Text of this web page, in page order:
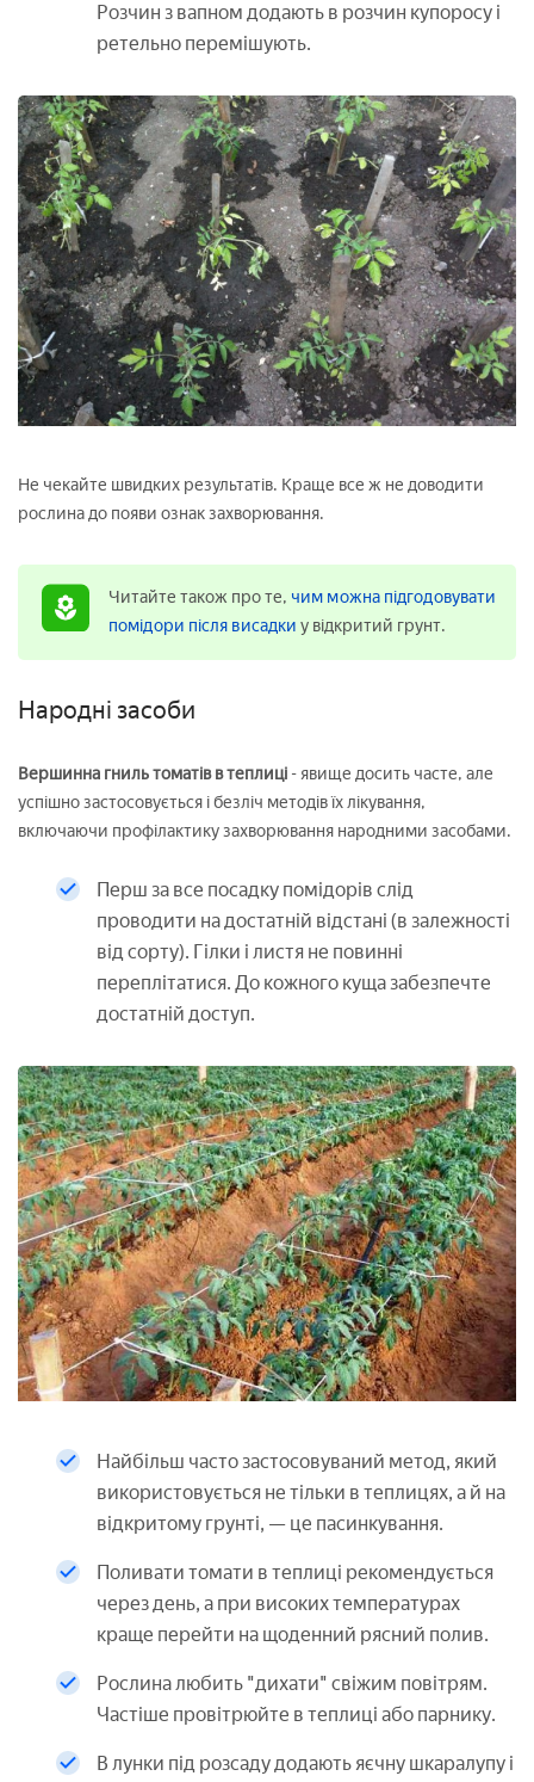
Розчин з вапном додають в розчин купоросу і
ретельно перемішують.
Не чекайте швидких результатів. Краще все ж не доводити
рослина до появи ознак захворювання.
Читайте також про те, чим можна підгодовувати
помідори після висадкиу відкритий грунт.
Народні засоби
Вершинна гниль томатів в теплиці - явище досить часте, але
успішно застосовується і безліч методів їх лікування,
включаючи профілактику захворювання народними засобами.
Перш за все посадку помідорів слід
проводити на достатній відстані (в залежності
від сорту). Гілки і листя не повинні
переплітатися. До кожного куща забезпечте
достатній доступ.
Найбільш часто застосовуваний метод, який
використовується не тільки в теплицях, а й на
відкритому грунті, — це пасинкування.
Поливати томати в теплиці рекомендується
через день, а при високих температурах
краще перейти на щоденний рясний полив.
Рослина любить "дихати" свіжим повітрям.
Частіше провітрюйте в теплиці або парнику.
В лунки під розсаду додають яєчну шкаралупу і